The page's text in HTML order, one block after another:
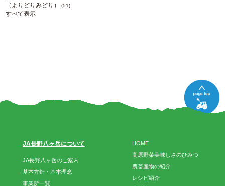
（よりどりみどり） (51)
すべて表示
HOME
高原野菜美味しさのひみつ
農畜産物の紹介
レシピ紹介
JA長野八ヶ岳について
JA長野八ヶ岳のご案内
基本方針・基本理念
事業所一覧